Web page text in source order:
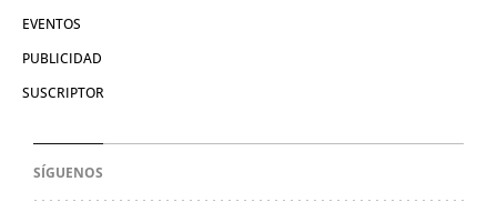
EVENTOS
PUBLICIDAD
SUSCRIPTOR
SÍGUENOS